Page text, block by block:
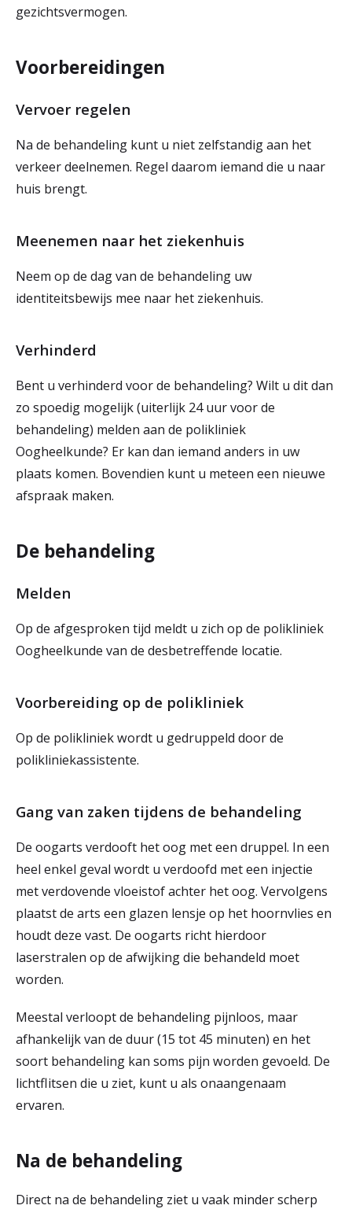
gezichtsvermogen.
Voorbereidingen
Vervoer regelen
Na de behandeling kunt u niet zelfstandig aan het
verkeer deelnemen. Regel daarom iemand die u naar
huis brengt.
Meenemen naar het ziekenhuis
Neem op de dag van de behandeling uw
identiteitsbewijs mee naar het ziekenhuis.
Verhinderd
Bent u verhinderd voor de behandeling? Wilt u dit dan
zo spoedig mogelijk (uiterlijk 24 uur voor de
behandeling) melden aan de polikliniek
Oogheelkunde? Er kan dan iemand anders in uw
plaats komen. Bovendien kunt u meteen een nieuwe
afspraak maken.
De behandeling
Melden
Op de afgesproken tijd meldt u zich op de polikliniek
Oogheelkunde van de desbetreffende locatie.
Voorbereiding op de polikliniek
Op de polikliniek wordt u gedruppeld door de
polikliniekassistente.
Gang van zaken tijdens de behandeling
De oogarts verdooft het oog met een druppel. In een
heel enkel geval wordt u verdoofd met een injectie
met verdovende vloeistof achter het oog. Vervolgens
plaatst de arts een glazen lensje op het hoornvlies en
houdt deze vast. De oogarts richt hierdoor
laserstralen op de afwijking die behandeld moet
worden.
Meestal verloopt de behandeling pijnloos, maar
afhankelijk van de duur (15 tot 45 minuten) en het
soort behandeling kan soms pijn worden gevoeld. De
lichtflitsen die u ziet, kunt u als onaangenaam
ervaren.
Na de behandeling
Direct na de behandeling ziet u vaak minder scherp